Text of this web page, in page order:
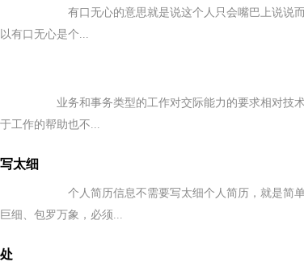
口无心的意思就是说这个人只会嘴巴上说说而心
有口无心是个...
和事务类型的工作对交际能力的要求相对技术工
工作的帮助也不...
太细
个人简历信息不需要写太细个人简历，就是简单描
细、包罗万象，必须...